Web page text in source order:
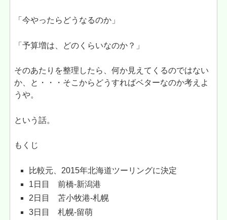
「今やったらどうなるのか」
「予算増は、どのくらいなのか？」
そのあたりを整理したら、何か見えてくるのではない
か、と・・・そこからどうすればベターなのか考えよ
うや。
という話。
もくじ
比較元、2015年北海道ツーリングに決定
1日目 前橋-新潟港
2日目 苫小牧港-札幌
3日目 札幌-留萌